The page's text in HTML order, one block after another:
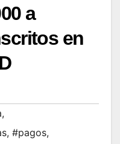
a
en
,
, #pagos,